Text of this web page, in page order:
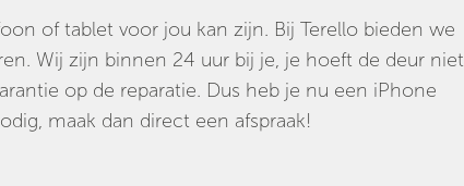
of tablet voor jou kan zijn. Bij Terello bieden we
Wij zijn binnen 24 uur bij je, je hoeft de deur niet
op de reparatie. Dus heb je nu een iPhone
maak dan direct een afspraak!